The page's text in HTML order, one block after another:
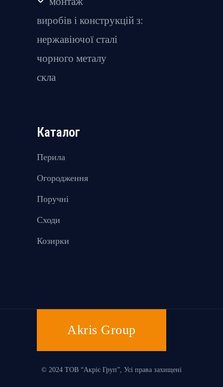
виробів і конструкцій з:
нержавіючої сталі
чорного металу
скла
Каталог
Перила
Огородження
Поручні
Сходи
Козирки
Akris Group
© 2024 ТОВ “Акріс Груп”, Усі права захищені